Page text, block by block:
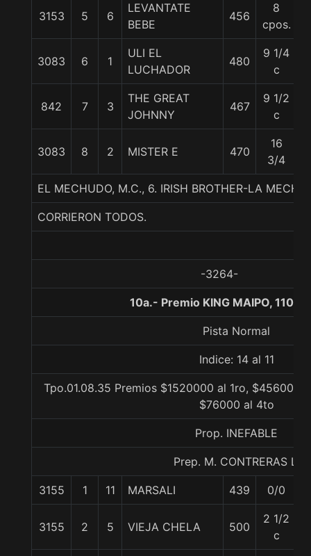
3153 5 6
LEVANTATE
BEBE
456
8
cpos.
3083 6 1
ULI EL
LUCHADOR
480
9 1/4
c
842 7 3
THE GREAT
JOHNNY
467
9 1/2
c
3083 8 2 MISTER E 470
16
3/4
EL MECHUDO, M.C., 6. IRISH BROTHER-LA
CORRIERON TODOS.
-3264-
10a.- Premio KING MAIPO, 1100
Pista Normal
Indice: 14 al 11
Tpo.01.08.35 Premios $1520000 al 1ro, $456000
$76000 al 4to
Prop. INEFABLE
Prep. M. CONTRERAS L.
3155 1 11 MARSALI 439 0/0
3155 2 5 VIEJA CHELA 500
2 1/2
c